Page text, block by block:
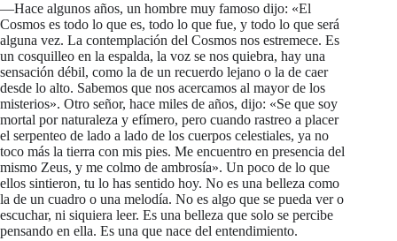
—Hace algunos años, un hombre muy famoso dijo: «El
Cosmos es todo lo que es, todo lo que fue, y todo lo que será
alguna vez. La contemplación del Cosmos nos estremece. Es
un cosquilleo en la espalda, la voz se nos quiebra, hay una
sensación débil, como la de un recuerdo lejano o la de caer
desde lo alto. Sabemos que nos acercamos al mayor de los
misterios». Otro señor, hace miles de años, dijo: «Se que soy
mortal por naturaleza y efímero, pero cuando rastreo a placer
el serpenteo de lado a lado de los cuerpos celestiales, ya no
toco más la tierra con mis pies. Me encuentro en presencia del
mismo Zeus, y me colmo de ambrosía». Un poco de lo que
ellos sintieron, tu lo has sentido hoy. No es una belleza como
la de un cuadro o una melodía. No es algo que se pueda ver o
escuchar, ni siquiera leer. Es una belleza que solo se percibe
pensando en ella. Es una que nace del entendimiento.